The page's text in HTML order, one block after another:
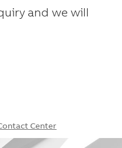
and we will
Center